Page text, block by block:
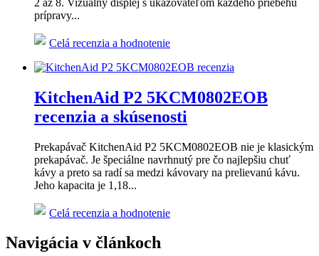
prípravy...
Celá recenzia a hodnotenie
KitchenAid P2 5KCM0802EOB
recenzia a skúsenosti
Prekapávač KitchenAid P2 5KCM0802EOB nie je klasickým
prekapávač. Je špeciálne navrhnutý pre čo najlepšiu chuť
kávy a preto sa radí sa medzi kávovary na prelievanú kávu.
Jeho kapacita je 1,18...
Celá recenzia a hodnotenie
Navigácia v článkoch